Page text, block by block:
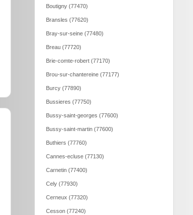
Boutigny (77470)
Bransles (77620)
Bray-sur-seine (77480)
Breau (77720)
Brie-comte-robert (77170)
Brou-sur-chantereine (77177)
Burcy (77890)
Bussieres (77750)
Bussy-saint-georges (77600)
Bussy-saint-martin (77600)
Buthiers (77760)
Cannes-ecluse (77130)
Carnetin (77400)
Cely (77930)
Cerneux (77320)
Cesson (77240)